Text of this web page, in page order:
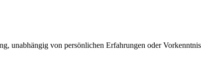
unabhängig von persönlichen Erfahrungen oder